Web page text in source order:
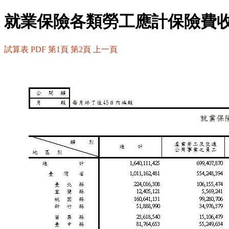
就業保險各類勞工應計保險費
試算表 PDF 第1頁 第2頁 上一頁